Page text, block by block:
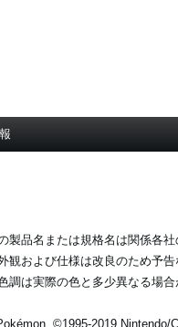
製品名または規格名は関係各社
観および仕様は改良のため予告
調は実際の色と多少異なる場合
©1995-2019